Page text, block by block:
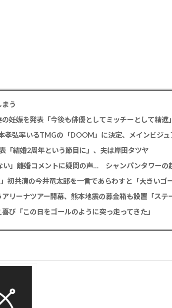
う
妊娠を発表「今後も俳優としてミッチーとして精進」
「結婚2周年という節目に」、夫は岸田タツヤ
「この日をゴールのように突っ走ってきた」